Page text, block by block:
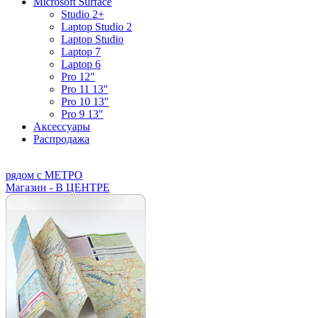
Studio 2+
Laptop Studio 2
Laptop Studio
Laptop 7
Laptop 6
Pro 12"
Pro 11 13"
Pro 10 13"
Pro 9 13"
Аксессуары
Распродажа
рядом с МЕТРО
Магазин - В ЦЕНТРЕ